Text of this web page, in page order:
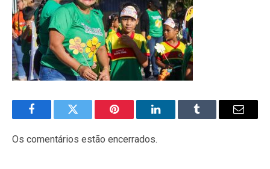
FacebookTwitter Pinterest LinkedInTumblr
E-
Os comentários estão encerrados.